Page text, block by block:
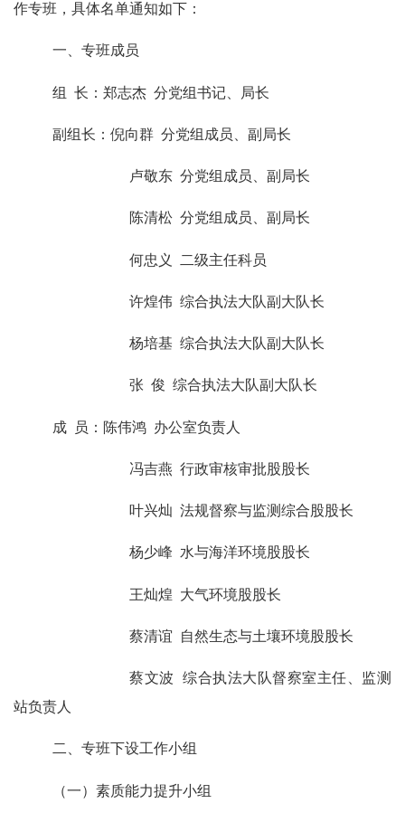
作专班，具体名单通知如下：
一、专班成员
组 长：郑志杰 分党组书记、局长
副组长：倪向群 分党组成员、副局长
卢敬东 分党组成员、副局长
陈清松 分党组成员、副局长
何忠义 二级主任科员
许煌伟 综合执法大队副大队长
杨培基 综合执法大队副大队长
张 俊 综合执法大队副大队长
成 员： 陈伟鸿 办公室负责人
冯吉燕 行政审核审批股股长
叶兴灿 法规督察与监测综合股股长
杨少峰 水与海洋环境股股长
王灿煌 大气环境股股长
蔡清谊 自然生态与土壤环境股股长
蔡文波
综合执法大队督察室主任、监测
站负责人
二、专班下设工作小组
（一）素质能力提升小组